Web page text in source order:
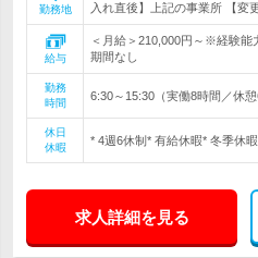
勤務地
入れ直後】上記の事業所 【変
給与
＜月給＞210,000円～※経験
期間なし
勤務
時間
6:30～15:30（実働8時間／休憩
休日
休暇
* 4週6休制* 有給休暇* 冬季休暇
求人詳細を見る